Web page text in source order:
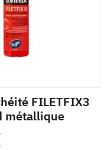
FILETFIX3
métallique